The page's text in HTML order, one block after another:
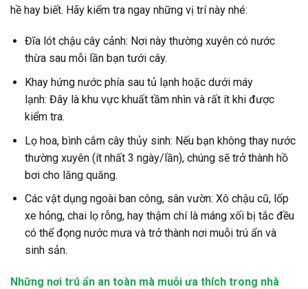
hề hay biết. Hãy kiểm tra ngay những vị trí này nhé:
Đĩa lót chậu cây cảnh: Nơi này thường xuyên có nước
thừa sau mỗi lần bạn tưới cây.
Khay hứng nước phía sau tủ lạnh hoặc dưới máy
lạnh: Đây là khu vực khuất tầm nhìn và rất ít khi được
kiểm tra.
Lọ hoa, bình cắm cây thủy sinh: Nếu bạn không thay nước
thường xuyên (ít nhất 3 ngày/lần), chúng sẽ trở thành hồ
bơi cho lăng quăng.
Các vật dụng ngoài ban công, sân vườn: Xô chậu cũ, lốp
xe hỏng, chai lọ rỗng, hay thậm chí là máng xối bị tắc đều
có thể đọng nước mưa và trở thành nơi muỗi trú ẩn và
sinh sản.
Những nơi trú ẩn an toàn mà muỗi ưa thích trong nhà